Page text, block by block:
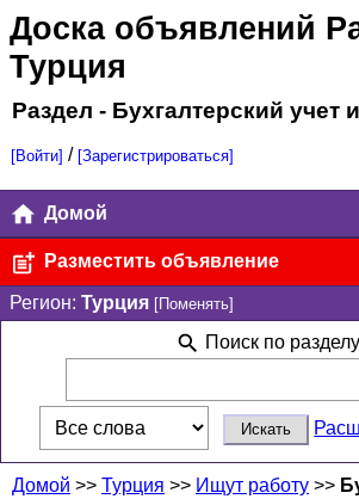
Доска объявлений
Турция
Раздел - Бухгалтерский учет
[Войти] / [Зарегистрироваться]
Домой
Разместить объявление
Регион: Турция [Поменять]
Поиск по разделу
Домой >> Турция >> Ищут работу >>